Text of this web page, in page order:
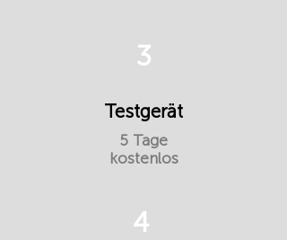
3
Testgerät
5 Tage
kostenlos
4